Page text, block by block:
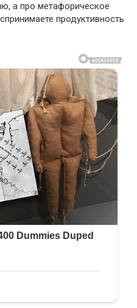
а про метафорическое
продуктивность